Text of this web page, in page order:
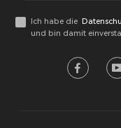
Ich habe die
und bin damit